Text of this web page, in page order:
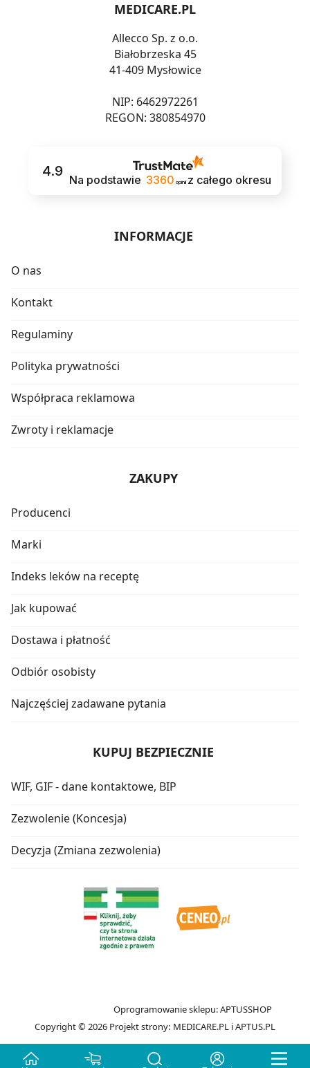
MEDICARE.PL
Allecco Sp. z o.o.
Białobrzeska 45
41-409 Mysłowice
NIP: 6462972261
REGON: 380854970
4.9
Na podstawie 3360 opinii z całego okresu
INFORMACJE
O nas
Kontakt
Regulaminy
Polityka prywatności
Współpraca reklamowa
Zwroty i reklamacje
ZAKUPY
Producenci
Marki
Indeks leków na receptę
Jak kupować
Dostawa i płatność
Odbiór osobisty
Najczęściej zadawane pytania
KUPUJ BEZPIECZNIE
WIF, GIF - dane kontaktowe, BIP
Zezwolenie (Koncesja)
Decyzja (Zmiana zezwolenia)
Copyright © 2026
Oprogramowanie sklepu:APTUSSHOP
Projekt strony: MEDICARE.PL iAPTUS.PL